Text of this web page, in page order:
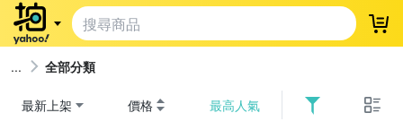
登
全部分類
最新上架 價格 最高人氣